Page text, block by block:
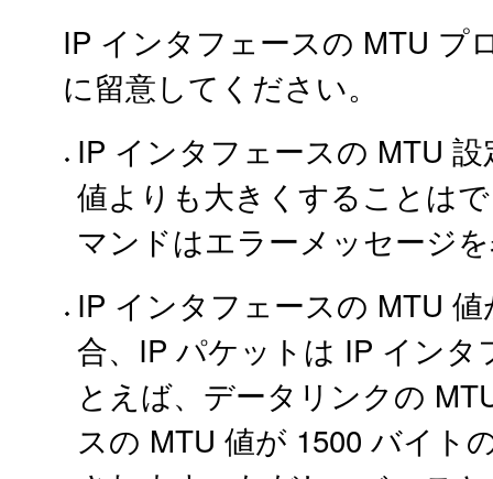
IP インタフェースの MTU プ
に留意してください。
IP インタフェースの MTU
値よりも大きくすることは
マンドはエラーメッセージ
IP インタフェースの MTU
合、IP パケットは IP イン
とえば、データリンクの
スの MTU 値が 1500 バイト